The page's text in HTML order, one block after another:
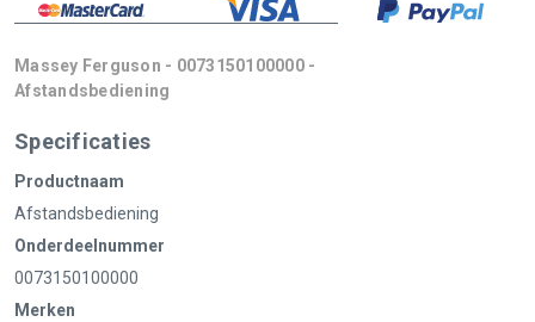
Massey Ferguson - 0073150100000 -
Afstandsbediening
Specificaties
Productnaam
Afstandsbediening
Onderdeelnummer
0073150100000
Merken